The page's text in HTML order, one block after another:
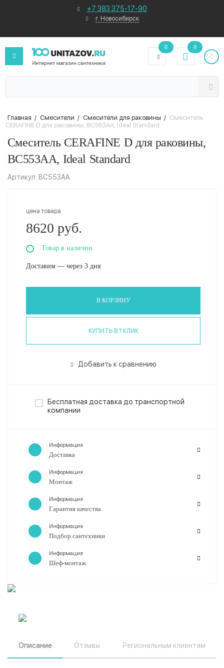
+7 383 375-17-90
г. Новосибирск
0 0
Главная / Смесители / Смесители для раковины / Смеситель
CERAFINE D для раковины, BC553AA, Ideal Standard
Смеситель CERAFINE D для раковины,
BC553AA, Ideal Standard
Артикул: BC553AA
цена товара
8620 руб.
Товар в наличии
Доставим — через 3 дня
В КОРЗИНУ
КУПИТЬ В 1 КЛИК
Добавить к сравнению
Бесплатная доставка до транспортной
компании
Информация
Доставка
Информация
Монтаж
Информация
Гарантия качества
Информация
Подбор сантехники
Информация
Шеф-монтаж
Описание Отзывы Региональным клиентам